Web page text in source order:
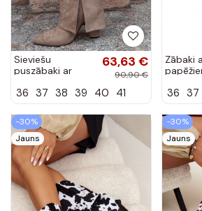
Sieviešu
puszābaki ar
papēžiem khaki
63,63 €
90,90 €
36 37 38 39 40 41
Zābaki
Niretta
36 37
-30%
Jauns
-30%
Jauns